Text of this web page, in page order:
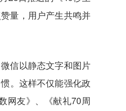
量，用户产生共鸣并
信以静态文字和图片
。这样不仅能强化政
网友》、《献礼70周